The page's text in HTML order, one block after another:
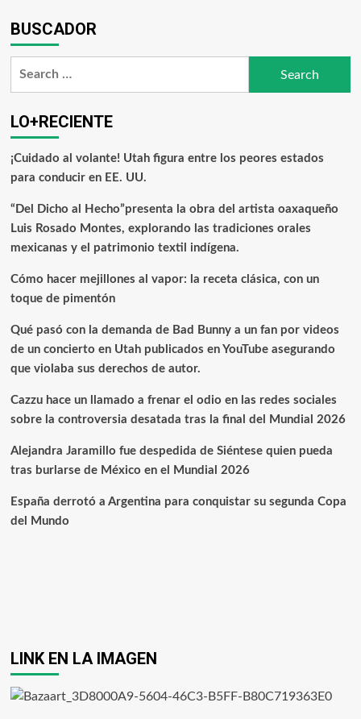
BUSCADOR
LO+RECIENTE
¡Cuidado al volante! Utah figura entre los peores estados
para conducir en EE. UU.
“Del Dicho al Hecho”presenta la obra del artista oaxaqueño
Luis Rosado Montes, explorando las tradiciones orales
mexicanas y el patrimonio textil indígena.
Cómo hacer mejillones al vapor: la receta clásica, con un
toque de pimentón
Qué pasó con la demanda de Bad Bunny a un fan por videos
de un concierto en Utah publicados en YouTube asegurando
que violaba sus derechos de autor.
Cazzu hace un llamado a frenar el odio en las redes sociales
sobre la controversia desatada tras la final del Mundial 2026
Alejandra Jaramillo fue despedida de Siéntese quien pueda
tras burlarse de México en el Mundial 2026
España derrotó a Argentina para conquistar su segunda Copa
del Mundo
LINK EN LA IMAGEN